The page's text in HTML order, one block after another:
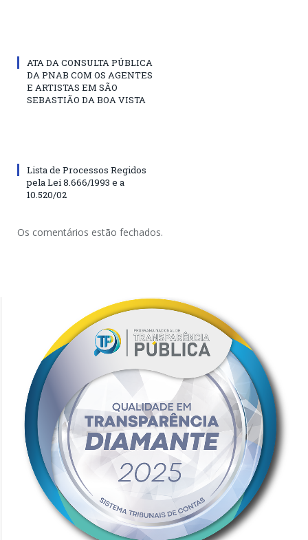
ATA DA CONSULTA PÚBLICA
DA PNAB COM OS AGENTES
E ARTISTAS EM SÃO
SEBASTIÃO DA BOA VISTA
Lista de Processos Regidos
pela Lei 8.666/1993 e a
10.520/02
Os comentários estão fechados.